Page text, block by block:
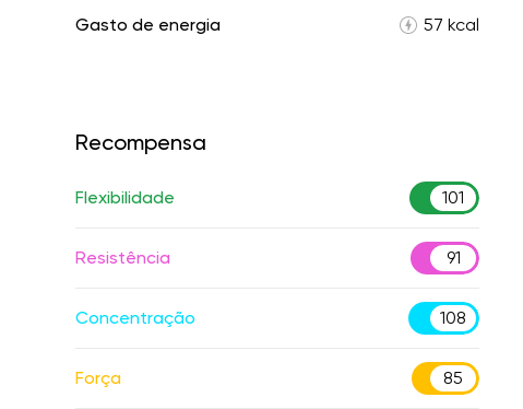
Gasto de energia 57 kcal
Recompensa
Flexibilidade 101
Resistência 91
Concentração 108
Força 85